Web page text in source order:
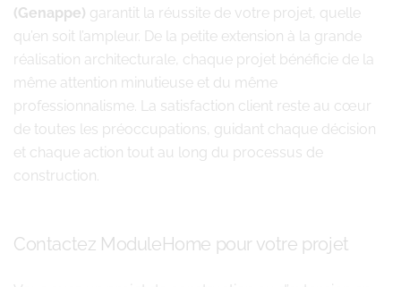
(Genappe) garantit la réussite de votre projet, quelle
qu’en soit l’ampleur. De la petite extension à la grande
réalisation architecturale, chaque projet bénéficie de la
même attention minutieuse et du même
professionnalisme. La satisfaction client reste au cœur
de toutes les préoccupations, guidant chaque décision
et chaque action tout au long du processus de
construction.
Contactez ModuleHome pour votre projet